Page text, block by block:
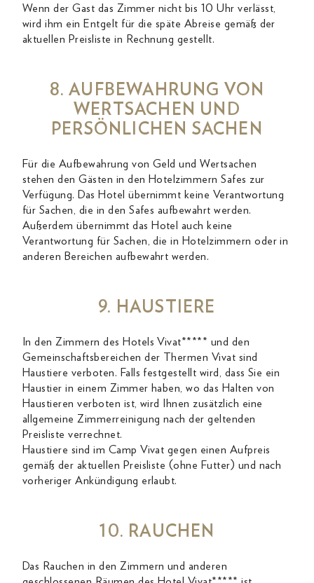
Wenn der Gast das Zimmer nicht bis 10 Uhr verlässt,
wird ihm ein Entgelt für die späte Abreise gemäß der
aktuellen Preisliste in Rechnung gestellt.
8. AUFBEWAHRUNG VON
WERTSACHEN UND
PERSÖNLICHEN SACHEN
Für die Aufbewahrung von Geld und Wertsachen
stehen den Gästen in den Hotelzimmern Safes zur
Verfügung. Das Hotel übernimmt keine Verantwortung
für Sachen, die in den Safes aufbewahrt werden.
Außerdem übernimmt das Hotel auch keine
Verantwortung für Sachen, die in Hotelzimmern oder in
anderen Bereichen aufbewahrt werden.
9. HAUSTIERE
In den Zimmern des Hotels Vivat***** und den
Gemeinschaftsbereichen der Thermen Vivat sind
Haustiere verboten. Falls festgestellt wird, dass Sie ein
Haustier in einem Zimmer haben, wo das Halten von
Haustieren verboten ist, wird Ihnen zusätzlich eine
allgemeine Zimmerreinigung nach der geltenden
Preisliste verrechnet.
Haustiere sind im Camp Vivat gegen einen Aufpreis
gemäß der aktuellen Preisliste (ohne Futter) und nach
vorheriger Ankündigung erlaubt.
10. RAUCHEN
Das Rauchen in den Zimmern und anderen